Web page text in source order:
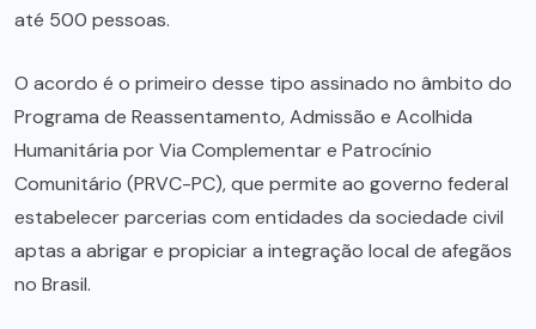
até 500 pessoas.
O acordo é o primeiro desse tipo assinado no âmbito do
Programa de Reassentamento, Admissão e Acolhida
Humanitária por Via Complementar e Patrocínio
Comunitário (PRVC-PC), que permite ao governo federal
estabelecer parcerias com entidades da sociedade civil
aptas a abrigar e propiciar a integração local de afegãos
no Brasil.